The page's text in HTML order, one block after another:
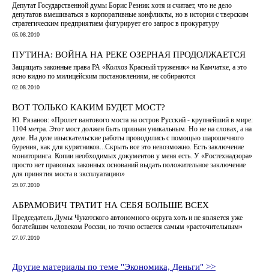
Депутат Государственной думы Борис Резник хотя и считает, что не дело
депутатов вмешиваться в корпоративные конфликты, но в истории с тверским
стратегическим предприятием фигурирует его запрос в прокуратуру
05.08.2010
ПУТИНА: ВОЙНА НА РЕКЕ ОЗЕРНАЯ ПРОДОЛЖАЕТСЯ
Защищать законные права РА «Колхоз Красный труженик» на Камчатке, а это
ясно видно по милицейским постановлениям, не собираются
02.08.2010
ВОТ ТОЛЬКО КАКИМ БУДЕТ МОСТ?
Ю. Рязанов: «Пролет вантового моста на остров Русский - крупнейший в мире:
1104 метра. Этот мост должен быть признан уникальным. Но не на словах, а на
деле. На деле изыскательские работы проводились с помощью шарошечного
бурения, как для курятников...Скрыть все это невозможно. Есть заключение
мониторинга. Копии необходимых документов у меня есть. У «Ростехнадзора»
просто нет правовых законных оснований выдать положительное заключение
для принятия моста в эксплуатацию»
29.07.2010
АБРАМОВИЧ ТРАТИТ НА СЕБЯ БОЛЬШЕ ВСЕХ
Председатель Думы Чукотского автономного округа хоть и не является уже
богатейшим человеком России, но точно остается самым «расточительным»
27.07.2010
Другие материалы по теме "Экономика, Деньги" >>